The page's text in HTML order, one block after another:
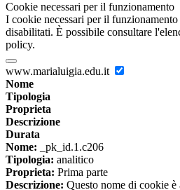
Cookie necessari per il funzionamento
I cookie necessari per il funzionamento
disabilitati. È possibile consultare
policy.
www.marialuigia.edu.it
Nome
Tipologia
Proprieta
Descrizione
Durata
Nome: _pk_id.1.c206
Tipologia: analitico
Proprieta: Prima parte
Descrizione: Questo nome di cookie è